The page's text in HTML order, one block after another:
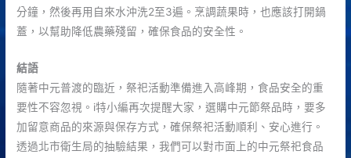
分鐘，然後再用自來水沖洗2至3遍。烹調蔬果時，也應該打開鍋
蓋，以幫助降低農藥殘留，確保食品的安全性。
結語
隨著中元普渡的臨近，祭祀活動準備進入高峰期，食品安全的重
要性不容忽視。i特小編再次提醒大家，選購中元節祭品時，要多
加留意商品的來源與保存方式，確保祭祀活動順利、安心進行。
透過北市衛生局的抽驗結果，我們可以對市面上的中元祭祀食品